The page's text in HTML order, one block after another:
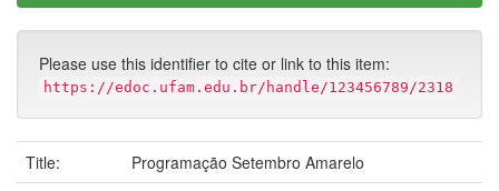
Please use this identifier to cite or link to this item:
https://edoc.ufam.edu.br/handle/123456789/2318
Title:
Programação Setembro Amarelo